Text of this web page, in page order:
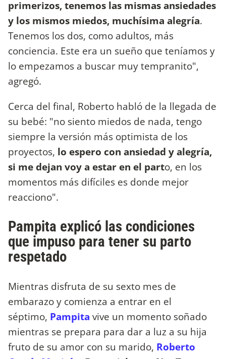
primerizos, tenemos las mismas ansiedades
y los mismos miedos, muchísima alegría.
Tenemos los dos, como adultos, más
conciencia. Este era un sueño que teníamos y
lo empezamos a buscar muy tempranito",
agregó.
Cerca del final, Roberto habló de la llegada de
su bebé: "no siento miedos de nada, tengo
siempre la versión más optimista de los
proyectos, lo espero con ansiedad y alegría,
si me dejan voy a estar en el parto, en los
momentos más difíciles es donde mejor
reacciono".
Pampita explicó las condiciones
que impuso para tener su parto
respetado
Mientras disfruta de su sexto mes de
embarazo y comienza a entrar en el
séptimo, Pampita vive un momento soñado
mientras se prepara para dar a luz a su hija
fruto de su amor con su marido, Roberto